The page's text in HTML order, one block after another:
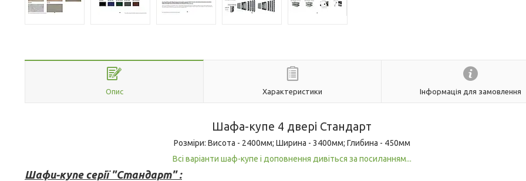
Опис Характеристики Інформація для замовлення
Шафа-купе 4 двері Стандарт
Розміри: Висота - 2400мм; Ширина - 3400мм; Глибина - 450мм
Всі варіанти шаф-купе і доповнення дивіться за посиланням...
Шафи-купе серії "Стандарт" :